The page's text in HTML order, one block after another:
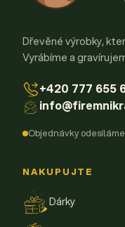
Dřevěné výrobky,
Vyrábíme a
+420 777 655
Objednávky
NAKUPUJTE
Dárky